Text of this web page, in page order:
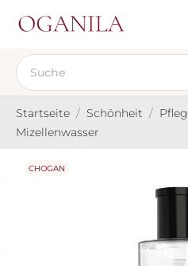
Startseite Schönheit
Mizellenwasser
CHOGAN